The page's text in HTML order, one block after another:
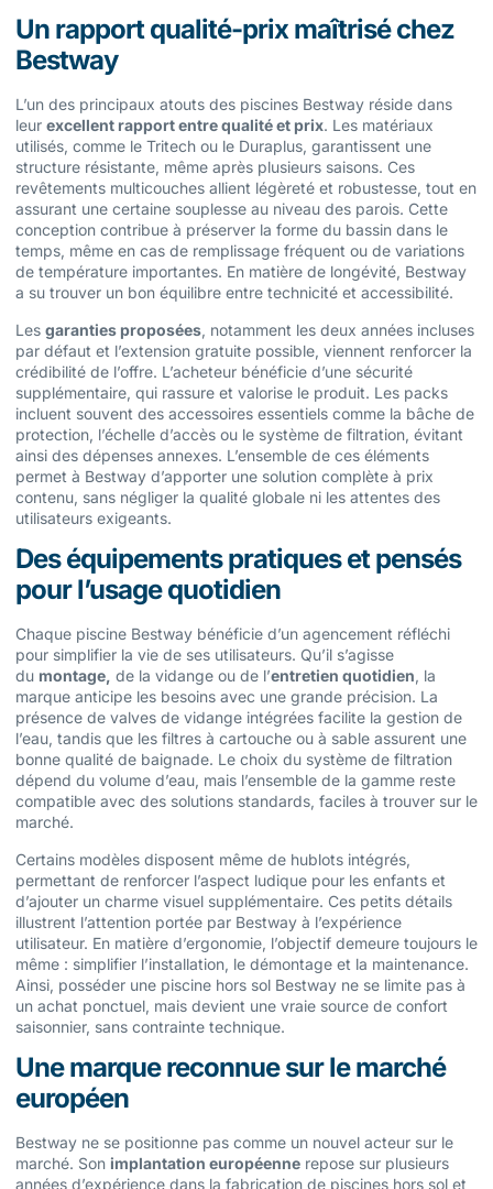
Un rapport qualité-prix maîtrisé chez
Bestway
L’un des principaux atouts des piscines Bestway réside dans
leur excellent rapport entre qualité et prix. Les matériaux
utilisés, comme le Tritech ou le Duraplus, garantissent une
structure résistante, même après plusieurs saisons. Ces
revêtements multicouches allient légèreté et robustesse, tout en
assurant une certaine souplesse au niveau des parois. Cette
conception contribue à préserver la forme du bassin dans le
temps, même en cas de remplissage fréquent ou de variations
de température importantes. En matière de longévité, Bestway
a su trouver un bon équilibre entre technicité et accessibilité.
Les garanties proposées, notamment les deux années incluses
par défaut et l’extension gratuite possible, viennent renforcer la
crédibilité de l’offre. L’acheteur bénéficie d’une sécurité
supplémentaire, qui rassure et valorise le produit. Les packs
incluent souvent des accessoires essentiels comme la bâche de
protection, l’échelle d’accès ou le système de filtration, évitant
ainsi des dépenses annexes. L’ensemble de ces éléments
permet à Bestway d’apporter une solution complète à prix
contenu, sans négliger la qualité globale ni les attentes des
utilisateurs exigeants.
Des équipements pratiques et pensés
pour l’usage quotidien
Chaque piscine Bestway bénéficie d’un agencement réfléchi
pour simplifier la vie de ses utilisateurs. Qu’il s’agisse
du montage, de la vidange ou de l’entretien quotidien, la
marque anticipe les besoins avec une grande précision. La
présence de valves de vidange intégrées facilite la gestion de
l’eau, tandis que les filtres à cartouche ou à sable assurent une
bonne qualité de baignade. Le choix du système de filtration
dépend du volume d’eau, mais l’ensemble de la gamme reste
compatible avec des solutions standards, faciles à trouver sur le
marché.
Certains modèles disposent même de hublots intégrés,
permettant de renforcer l’aspect ludique pour les enfants et
d’ajouter un charme visuel supplémentaire. Ces petits détails
illustrent l’attention portée par Bestway à l’expérience
utilisateur. En matière d’ergonomie, l’objectif demeure toujours le
même : simplifier l’installation, le démontage et la maintenance.
Ainsi, posséder une piscine hors sol Bestway ne se limite pas à
un achat ponctuel, mais devient une vraie source de confort
saisonnier, sans contrainte technique.
Une marque reconnue sur le marché
européen
Bestway ne se positionne pas comme un nouvel acteur sur le
marché. Son implantation européenne repose sur plusieurs
années d’expérience dans la fabrication de piscines hors sol et